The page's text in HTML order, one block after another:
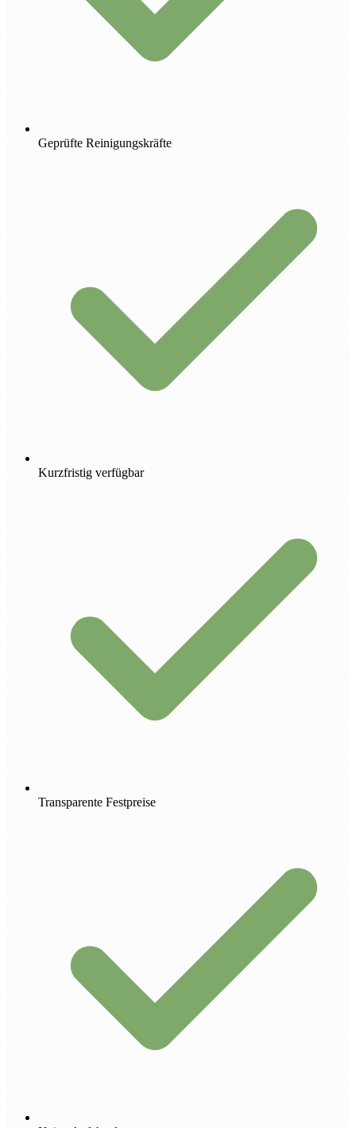
Geprüfte Reinigungskräfte
Kurzfristig verfügbar
Transparente Festpreise